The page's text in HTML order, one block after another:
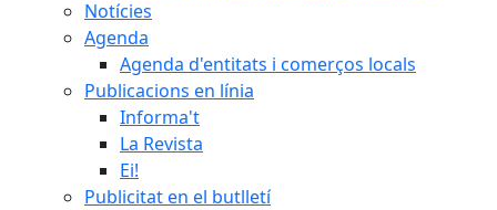
Notícies
Agenda
Agenda d'entitats i comerços locals
Publicacions en línia
Informa't
La Revista
Ei!
Publicitat en el butlletí